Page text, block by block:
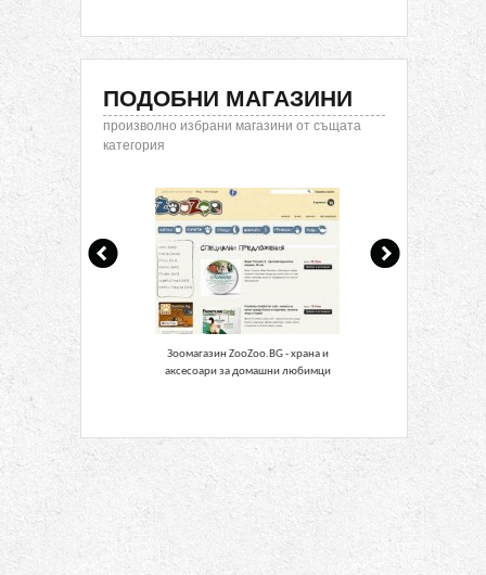
ПОДОБНИ МАГАЗИНИ
произволно избрани магазини от същата
категория
Зоомагазин ZooZoo.BG - храна и
аксесоари за домашни любимци